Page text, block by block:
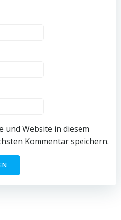
und Website in diesem
Kommentar speichern.